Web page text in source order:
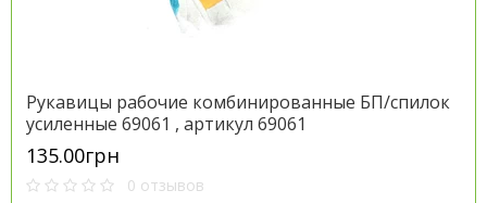
Рукавицы рабочие комбинированные БП/спилок
усиленные 69061 , артикул 69061
135.00грн
0 отзывов